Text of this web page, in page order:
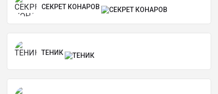
СЕКРЕТ КОНАРОВ
ТЕНИК